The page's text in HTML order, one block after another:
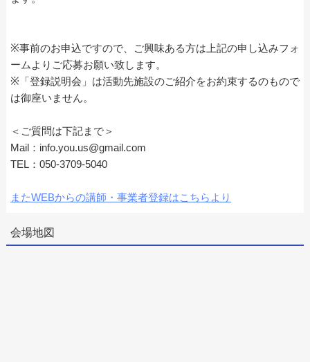
※事前のお申込ですので、ご興味ある方は上記の申し込みフォ
ームよりご応募お願い致します。
※「登録説明会」は活動先施設のご紹介をお約束するのもので
は御座いません。
＜ご質問は下記まで＞
Mail：info.you.us@gmail.com
TEL：050-3709-5040
またWEBからの講師・事業者登録はこちらより
会場地図